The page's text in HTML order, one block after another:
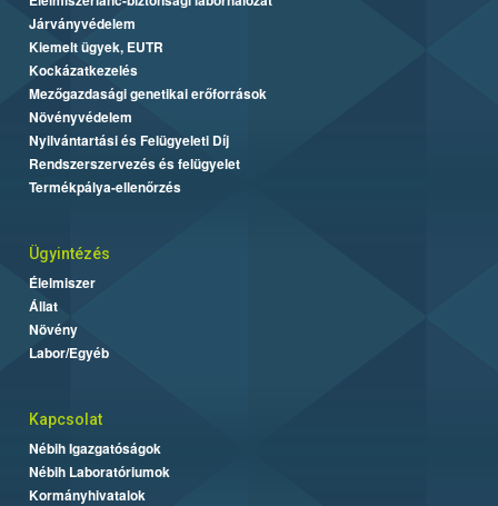
Járványvédelem
Kiemelt ügyek, EUTR
Kockázatkezelés
Mezőgazdasági genetikai erőforrások
Növényvédelem
Nyilvántartási és Felügyeleti Díj
Rendszerszervezés és felügyelet
Termékpálya-ellenőrzés
Ügyintézés
Élelmiszer
Állat
Növény
Labor/Egyéb
Kapcsolat
Nébih Igazgatóságok
Nébih Laboratóriumok
Kormányhivatalok